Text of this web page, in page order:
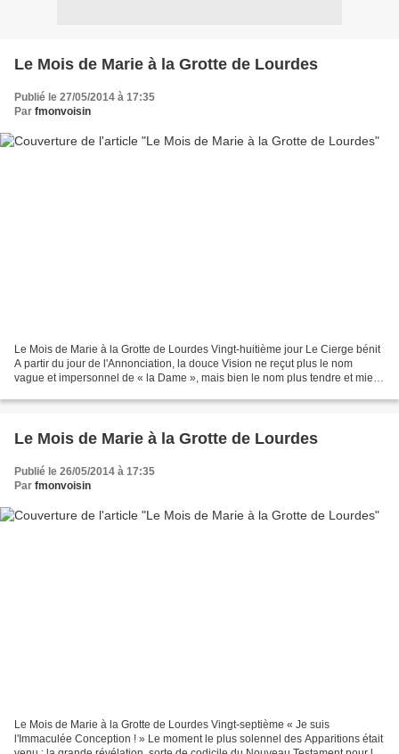
Le Mois de Marie à la Grotte de Lourdes
Publié le 27/05/2014 à 17:35
Par fmonvoisin
Le Mois de Marie à la Grotte de Lourdes Vingt-huitième jour Le Cierge bénit
A partir du jour de l'Annonciation, la douce Vision ne reçut plus le nom
vague et impersonnel de « la Dame », mais bien le nom plus tendre et mieux
Le Mois de Marie à la Grotte de Lourdes
Publié le 26/05/2014 à 17:35
Par fmonvoisin
Le Mois de Marie à la Grotte de Lourdes Vingt-septième « Je suis
l'Immaculée Conception ! » Le moment le plus solennel des Apparitions était